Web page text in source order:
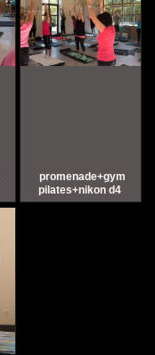
promenade+gym
pilates+nikon d4